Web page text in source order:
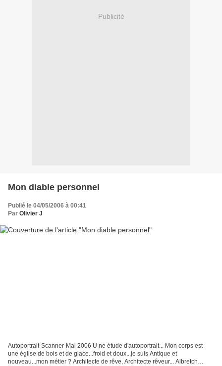
Publicité
Mon diable personnel
Publié le 04/05/2006 à 00:41
Par Olivier J
Autoportrait-Scanner-Mai 2006 U ne étude d'autoportrait... Mon corps est
une église de bois et de glace...froid et doux...je suis Antique et
nouveau...mon métier ? Architecte de rêve, Architecte rêveur... Albretch